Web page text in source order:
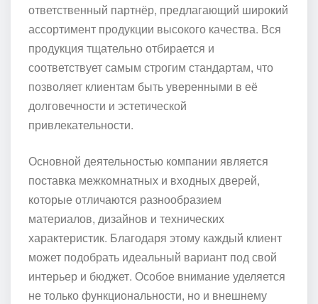
ответственный партнёр, предлагающий широкий
ассортимент продукции высокого качества. Вся
продукция тщательно отбирается и
соответствует самым строгим стандартам, что
позволяет клиентам быть уверенными в её
долговечности и эстетической
привлекательности.
Основной деятельностью компании является
поставка межкомнатных и входных дверей,
которые отличаются разнообразием
материалов, дизайнов и технических
характеристик. Благодаря этому каждый клиент
может подобрать идеальный вариант под свой
интерьер и бюджет. Особое внимание уделяется
не только функциональности, но и внешнему